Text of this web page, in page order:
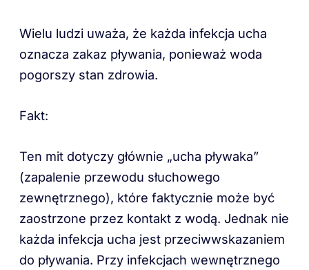
Wielu ludzi uważa, że każda infekcja ucha
oznacza zakaz pływania, ponieważ woda
pogorszy stan zdrowia.
Fakt:
Ten mit dotyczy głównie „ucha pływaka”
(zapalenie przewodu słuchowego
zewnętrznego), które faktycznie może być
zaostrzone przez kontakt z wodą. Jednak nie
każda infekcja ucha jest przeciwwskazaniem
do pływania. Przy infekcjach wewnętrznego